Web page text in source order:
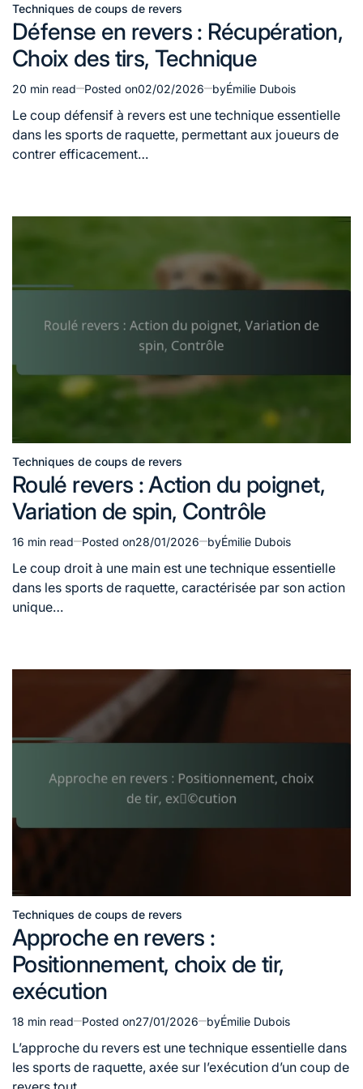
Posted
Techniques de coups de revers
Défense en revers : Récupération,
Choix des tirs, Technique
Estimated
read
time
20 min read Posted on02/02/2026 byÉmilie Dubois
Le coup défensif à revers est une technique essentielle
dans les sports de raquette, permettant aux joueurs de
contrer efficacement…
Posted
in
Techniques de coups de revers
Roulé revers : Action du poignet,
Variation de spin, Contrôle
Estimated
read
time
16 min read Posted on28/01/2026 byÉmilie Dubois
Le coup droit à une main est une technique essentielle
dans les sports de raquette, caractérisée par son action
unique…
Posted
in
Techniques de coups de revers
Approche en revers :
Positionnement, choix de tir,
exécution
Estimated
read
time
18 min read Posted on27/01/2026 byÉmilie Dubois
L’approche du revers est une technique essentielle dans
les sports de raquette, axée sur l’exécution d’un coup de